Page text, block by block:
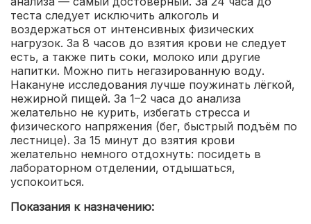
теста следует исключить алкоголь и
воздержаться от интенсивных физических
нагрузок. За 8 часов до взятия крови не следует
есть, а также пить соки, молоко или другие
напитки. Можно пить негазированную воду.
Накануне исследования лучше поужинать лёгкой,
нежирной пищей. За 1–2 часа до анализа
желательно не курить, избегать стресса и
физического напряжения (бег, быстрый подъём по
лестнице). За 15 минут до взятия крови
желательно немного отдохнуть: посидеть в
лабораторном отделении, отдышаться,
успокоиться.
Показания к назначению: